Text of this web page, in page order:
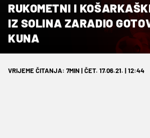
RUKOMETNI I
IZ SOLINA ZARADIO
KUNA
VRIJEME ČITANJA: 7MIN | ČET. 17.06.21. | 12:44